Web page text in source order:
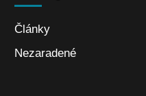
Články
Nezaradené